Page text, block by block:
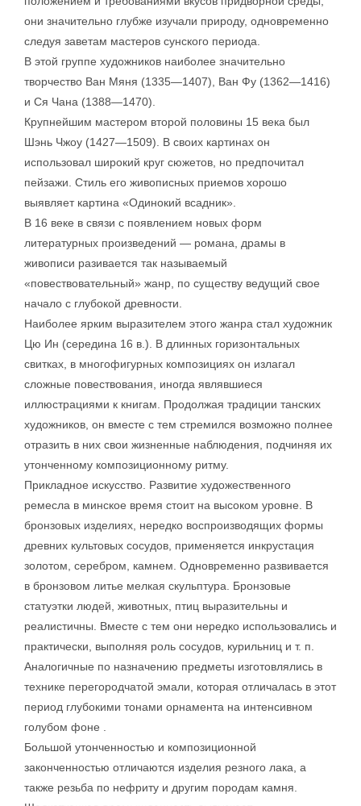
они значительно глубже изучали природу, одновременно
следуя заветам мастеров сунского периода.
В этой группе художников наиболее значительно
творчество Ван Мяня (1335—1407), Ван Фу (1362—1416)
и Ся Чана (1388—1470).
Крупнейшим мастером второй половины 15 века был
Шэнь Чжоу (1427—1509). В своих картинах он
использовал широкий круг сюжетов, но предпочитал
пейзажи. Стиль его живописных приемов хорошо
выявляет картина «Одинокий всадник».
В 16 веке в связи с появлением новых форм
литературных произведений — романа, драмы в
живописи разивается так называемый
«повествовательный» жанр, по существу ведущий свое
начало с глубокой древности.
Наиболее ярким выразителем этого жанра стал художник
Цю Ин (середина 16 в.). В длинных горизонтальных
свитках, в многофигурных композициях он излагал
сложные повествования, иногда являвшиеся
иллюстрациями к книгам. Продолжая традиции танских
художников, он вместе с тем стремился возможно полнее
отразить в них свои жизненные наблюдения, подчиняя их
утонченному композиционному ритму.
Прикладное искусство. Развитие художественного
ремесла в минское время стоит на высоком уровне. В
бронзовых изделиях, нередко воспроизводящих формы
древних культовых сосудов, применяется инкрустация
золотом, серебром, камнем. Одновременно развивается
в бронзовом литье мелкая скульптура. Бронзовые
статуэтки людей, животных, птиц выразительны и
реалистичны. Вместе с тем они нередко использовались и
практически, выполняя роль сосудов, курильниц и т. п.
Аналогичные по назначению предметы изготовлялись в
технике перегородчатой эмали, которая отличалась в этот
период глубокими тонами орнамента на интенсивном
голубом фоне .
Большой утонченностью и композиционной
законченностью отличаются изделия резного лака, а
также резьба по нефриту и другим породам камня.